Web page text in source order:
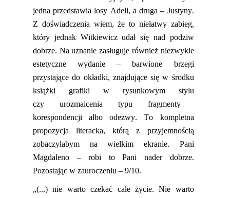
jedna przedstawia losy Adeli, a druga – Justyny.
Z doświadczenia wiem, że to niełatwy zabieg,
który jednak Witkiewicz udał się nad podziw
dobrze. Na uznanie zasługuje również niezwykle
estetyczne wydanie – barwione brzegi
przystające do okładki, znajdujące się w środku
książki grafiki w rysunkowym stylu
czy urozmaicenia typu fragmenty
korespondencjialbo odezwy. To kompletna
propozycja literacka, którą z przyjemnością
zobaczyłabym na wielkim ekranie. Pani
Magdaleno – robi to Pani nader dobrze.
Pozostając w zauroczeniu – 9/10.
„(...) nie warto czekać całe życie. Nie warto